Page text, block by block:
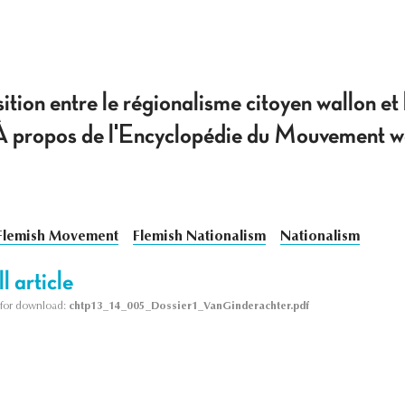
entre le régionalisme citoyen wallon
propos de l'Encyclopédie du Mouvement
Movement Flemish Nationalism Nationalism
article
download: chtp13_14_005_Dossier1_VanGinderachter.pdf